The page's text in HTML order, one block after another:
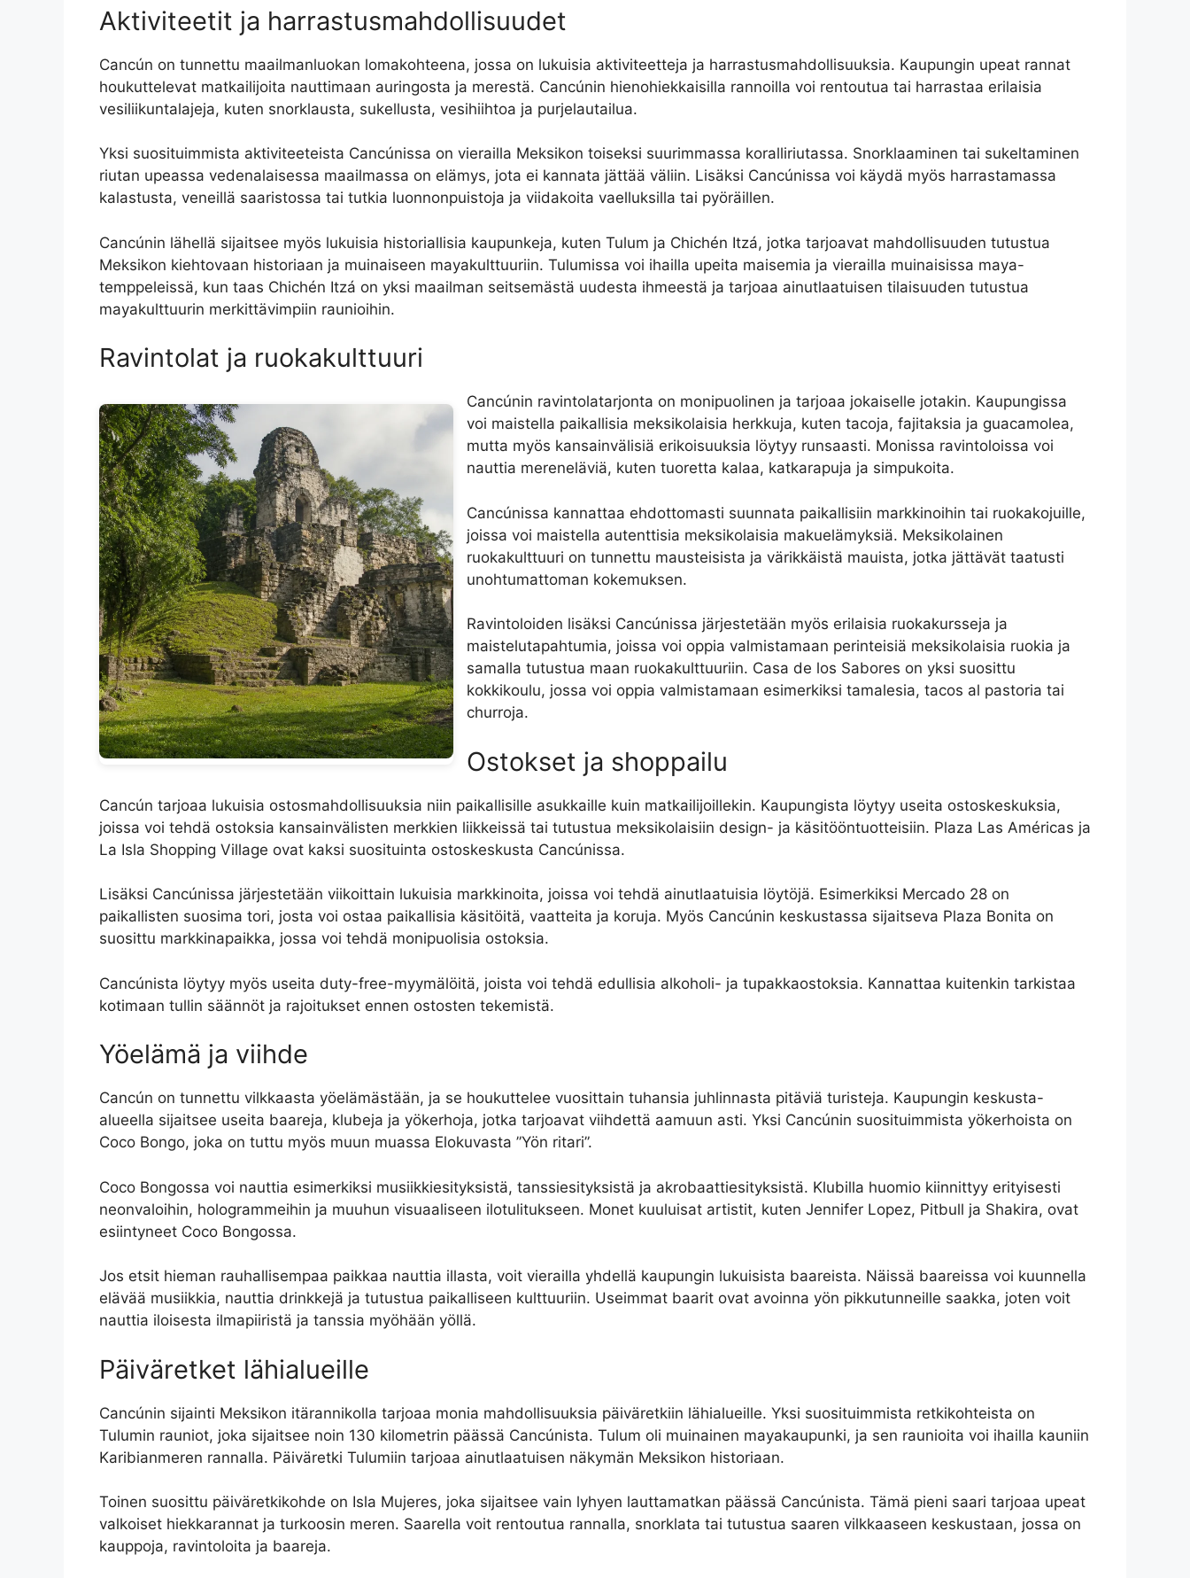
Aktiviteetit ja harrastusmahdollisuudet
Cancún on tunnettu maailmanluokan lomakohteena, jossa on lukuisia aktiviteetteja ja harrastusmahdollisuuksia. Kaupungin upeat rannat
houkuttelevat matkailijoita nauttimaan auringosta ja merestä. Cancúnin hienohiekkaisilla rannoilla voi rentoutua tai harrastaa erilaisia
vesiliikuntalajeja, kuten snorklausta, sukellusta, vesihiihtoa ja purjelautailua.
Yksi suosituimmista aktiviteeteista Cancúnissa on vierailla Meksikon toiseksi suurimmassa koralliriutassa. Snorklaaminen tai sukeltaminen
riutan upeassa vedenalaisessa maailmassa on elämys, jota ei kannata jättää väliin. Lisäksi Cancúnissa voi käydä myös harrastamassa
kalastusta, veneillä saaristossa tai tutkia luonnonpuistoja ja viidakoita vaelluksilla tai pyöräillen.
Cancúnin lähellä sijaitsee myös lukuisia historiallisia kaupunkeja, kuten Tulum ja Chichén Itzá, jotka tarjoavat mahdollisuuden tutustua
Meksikon kiehtovaan historiaan ja muinaiseen mayakulttuuriin. Tulumissa voi ihailla upeita maisemia ja vierailla muinaisissa maya-
temppeleissä, kun taas Chichén Itzá on yksi maailman seitsemästä uudesta ihmeestä ja tarjoaa ainutlaatuisen tilaisuuden tutustua
mayakulttuurin merkittävimpiin raunioihin.
Ravintolat ja ruokakulttuuri
Cancúnin ravintolatarjonta on monipuolinen ja tarjoaa jokaiselle jotakin. Kaupungissa
voi maistella paikallisia meksikolaisia herkkuja, kuten tacoja, fajitaksia ja guacamolea,
mutta myös kansainvälisiä erikoisuuksia löytyy runsaasti. Monissa ravintoloissa voi
nauttia mereneläviä, kuten tuoretta kalaa, katkarapuja ja simpukoita.
Cancúnissa kannattaa ehdottomasti suunnata paikallisiin markkinoihin tai ruokakojuille,
joissa voi maistella autenttisia meksikolaisia makuelämyksiä. Meksikolainen
ruokakulttuuri on tunnettu mausteisista ja värikkäistä mauista, jotka jättävät taatusti
unohtumattoman kokemuksen.
Ravintoloiden lisäksi Cancúnissa järjestetään myös erilaisia ruokakursseja ja
maistelutapahtumia, joissa voi oppia valmistamaan perinteisiä meksikolaisia ruokia ja
samalla tutustua maan ruokakulttuuriin. Casa de los Sabores on yksi suosittu
kokkikoulu, jossa voi oppia valmistamaan esimerkiksi tamalesia, tacos al pastoria tai
churroja.
Ostokset ja shoppailu
Cancún tarjoaa lukuisia ostosmahdollisuuksia niin paikallisille asukkaille kuin matkailijoillekin. Kaupungista löytyy useita ostoskeskuksia,
joissa voi tehdä ostoksia kansainvälisten merkkien liikkeissä tai tutustua meksikolaisiin design- ja käsitööntuotteisiin. Plaza Las Américas ja
La Isla Shopping Village ovat kaksi suosituinta ostoskeskusta Cancúnissa.
Lisäksi Cancúnissa järjestetään viikoittain lukuisia markkinoita, joissa voi tehdä ainutlaatuisia löytöjä. Esimerkiksi Mercado 28 on
paikallisten suosima tori, josta voi ostaa paikallisia käsitöitä, vaatteita ja koruja. Myös Cancúnin keskustassa sijaitseva Plaza Bonita on
suosittu markkinapaikka, jossa voi tehdä monipuolisia ostoksia.
Cancúnista löytyy myös useita duty-free-myymälöitä, joista voi tehdä edullisia alkoholi- ja tupakkaostoksia. Kannattaa kuitenkin tarkistaa
kotimaan tullin säännöt ja rajoitukset ennen ostosten tekemistä.
Yöelämä ja viihde
Cancún on tunnettu vilkkaasta yöelämästään, ja se houkuttelee vuosittain tuhansia juhlinnasta pitäviä turisteja. Kaupungin keskusta-
alueella sijaitsee useita baareja, klubeja ja yökerhoja, jotka tarjoavat viihdettä aamuun asti. Yksi Cancúnin suosituimmista yökerhoista on
Coco Bongo, joka on tuttu myös muun muassa Elokuvasta ”Yön ritari”.
Coco Bongossa voi nauttia esimerkiksi musiikkiesityksistä, tanssiesityksistä ja akrobaattiesityksistä. Klubilla huomio kiinnittyy erityisesti
neonvaloihin, hologrammeihin ja muuhun visuaaliseen ilotulitukseen. Monet kuuluisat artistit, kuten Jennifer Lopez, Pitbull ja Shakira, ovat
esiintyneet Coco Bongossa.
Jos etsit hieman rauhallisempaa paikkaa nauttia illasta, voit vierailla yhdellä kaupungin lukuisista baareista. Näissä baareissa voi kuunnella
elävää musiikkia, nauttia drinkkejä ja tutustua paikalliseen kulttuuriin. Useimmat baarit ovat avoinna yön pikkutunneille saakka, joten voit
nauttia iloisesta ilmapiiristä ja tanssia myöhään yöllä.
Päiväretket lähialueille
Cancúnin sijainti Meksikon itärannikolla tarjoaa monia mahdollisuuksia päiväretkiin lähialueille. Yksi suosituimmista retkikohteista on
Tulumin rauniot, joka sijaitsee noin 130 kilometrin päässä Cancúnista. Tulum oli muinainen mayakaupunki, ja sen raunioita voi ihailla kauniin
Karibianmeren rannalla. Päiväretki Tulumiin tarjoaa ainutlaatuisen näkymän Meksikon historiaan.
Toinen suosittu päiväretkikohde on Isla Mujeres, joka sijaitsee vain lyhyen lauttamatkan päässä Cancúnista. Tämä pieni saari tarjoaa upeat
valkoiset hiekkarannat ja turkoosin meren. Saarella voit rentoutua rannalla, snorklata tai tutustua saaren vilkkaaseen keskustaan, jossa on
kauppoja, ravintoloita ja baareja.